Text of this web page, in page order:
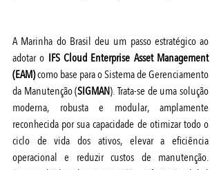
A Marinha do Brasil deu um passo estratégico ao
adotar o IFS Cloud Enterprise Asset Management
(EAM) como base para o Sistema de Gerenciamento
da Manutenção (SIGMAN). Trata-se de uma solução
moderna, robusta e modular, amplamente
reconhecida por sua capacidade de otimizar todo o
ciclo de vida dos ativos, elevar a eficiência
operacional e reduzir custos de manutenção.